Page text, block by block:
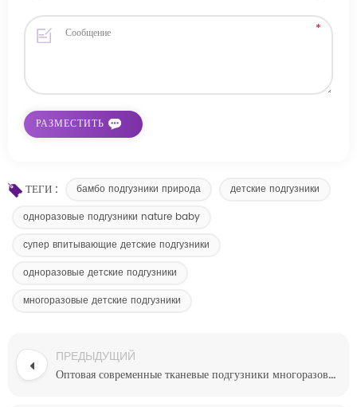
ТЕГИ : бамбо подгузники природа
детские подгузники
одноразовые подгузники nature baby
супер впитывающие детские подгузники
одноразовые детские подгузники
многоразовые детские подгузники
ПРЕДЫДУЩИЙ
Оптовая современные тканевые подгузники многоразового использования размером 1 в великобритании